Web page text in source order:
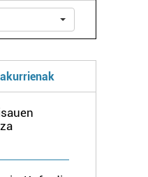
eta hirugarrenen cookie-
teknologiaz
gero, teknologia hori